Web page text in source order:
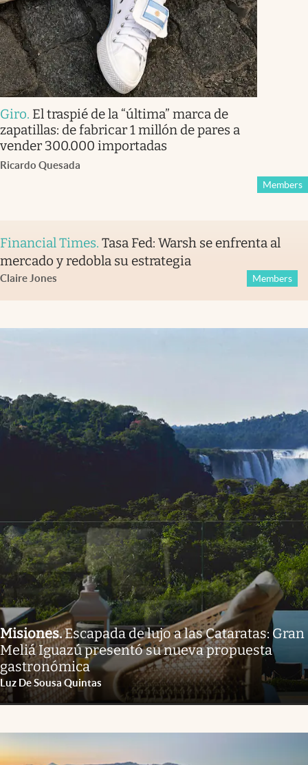
Giro. El traspié de la “última” marca de
zapatillas: de fabricar 1 millón de pares a
vender 300.000 importadas
Ricardo Quesada
Members
Financial Times. Tasa Fed: Warsh se enfrenta al
mercado y redobla su estrategia
Claire Jones Members
Misiones.Escapada de lujo a las Cataratas: Gran
Meliá Iguazú presentó su nueva propuesta
gastronómica
Luz De Sousa Quintas